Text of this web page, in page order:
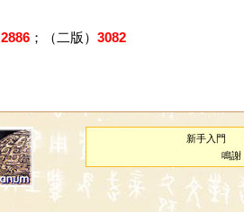
2886；（二版） 3082
新手入門
鳴謝